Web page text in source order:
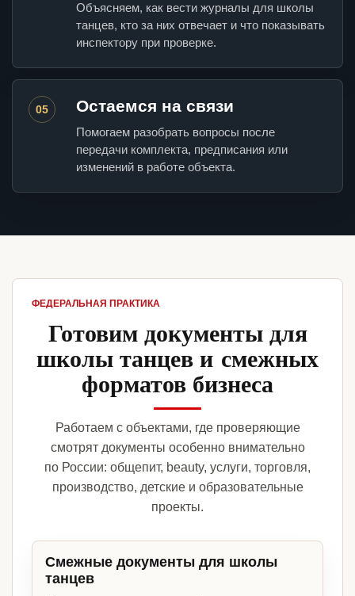
Объясняем, как вести журналы для школы
танцев, кто за них отвечает и что показывать
инспектору при проверке.
05 Остаемся на связи
Помогаем разобрать вопросы после
передачи комплекта, предписания или
изменений в работе объекта.
ФЕДЕРАЛЬНАЯ ПРАКТИКА
Готовим документы для
школы танцев и смежных
форматов бизнеса
Работаем с объектами, где проверяющие
смотрят документы особенно внимательно
по России: общепит, beauty, услуги, торговля,
производство, детские и образовательные
проекты.
Смежные документы для школы
танцев